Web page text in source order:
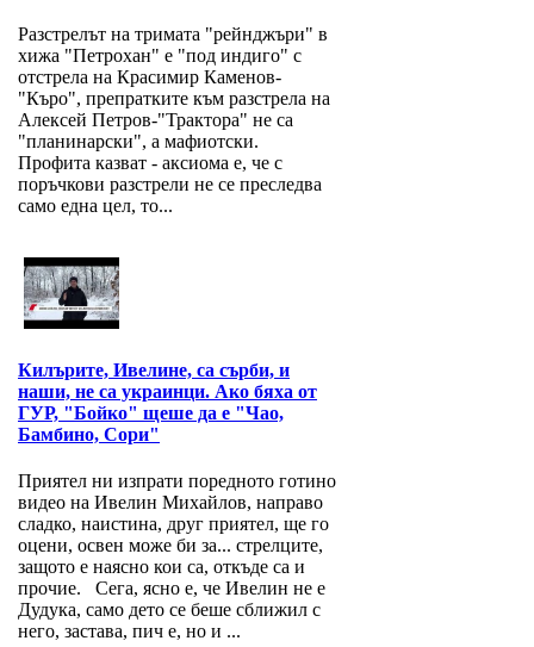
Разстрелът на тримата "рейнджъри" в
хижа "Петрохан" е "под индиго" с
отстрела на Красимир Каменов-
"Къро", препратките към разстрела на
Алексей Петров-"Трактора" не са
"планинарски", а мафиотски.
Профита казват - аксиома е, че с
поръчкови разстрели не се преследва
само една цел, то...
Килърите, Ивелине, са сърби, и
наши, не са украинци. Ако бяха от
ГУР, "Бойко" щеше да е "Чао,
Бамбино, Сори"
Приятел ни изпрати поредното готино
видео на Ивелин Михайлов, направо
сладко, наистина, друг приятел, ще го
оцени, освен може би за... стрелците,
защото е наясно кои са, откъде са и
прочие. Сега, ясно е, че Ивелин не е
Дудука, само дето се беше сближил с
него, застава, пич е, но и ...